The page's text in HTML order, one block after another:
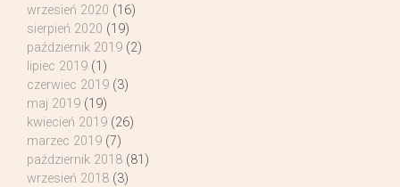
wrzesień 2020 (16)
sierpień 2020 (19)
październik 2019 (2)
lipiec 2019 (1)
czerwiec 2019 (3)
maj 2019 (19)
kwiecień 2019 (26)
marzec 2019 (7)
październik 2018 (81)
wrzesień 2018 (3)